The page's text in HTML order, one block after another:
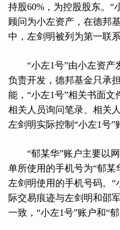
持股60%，为控股股东。“
顾问为小左资产，在德邦
中，左剑明被列为第一联系
“小左1号”由小左资产
负责开发，德邦基金只承
能，“小左1号”相关书面文
相关人员询问笔录、相关
左剑明实际控制“小左1号”
“郁某华”账户主要以网
单所使用的手机号为“郁某
左剑明使用的手机号码。“
际交易痕迹与左剑明和邵
一致，“小左1号”账户和“